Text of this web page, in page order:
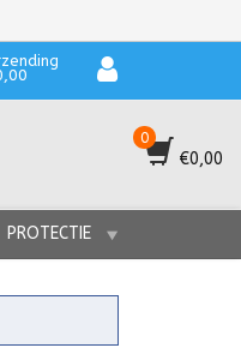
0
€0,00
PROTECTIE